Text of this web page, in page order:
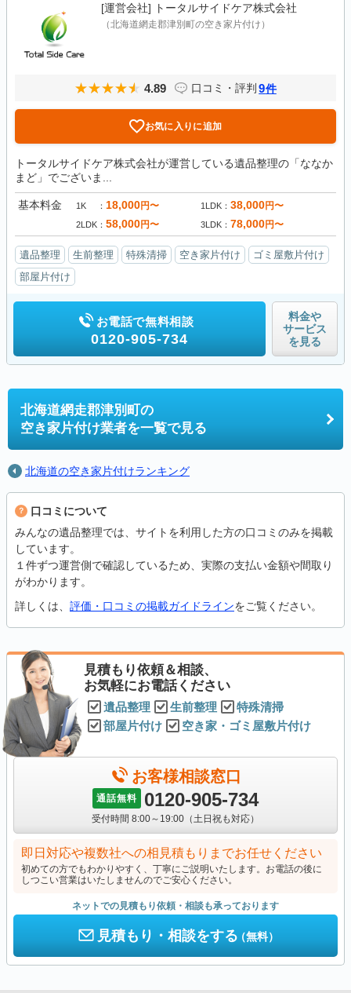
[運営会社] トータルサイドケア株式会社
（北海道網走郡津別町の空き家片付け）
4.89 口コミ・評判 9件
お気に入りに追加
トータルサイドケア株式会社が運営している遺品整理の「ななか
まど」でございま...
基本料金 1K 18,000円〜 1LDK 38,000円〜
2LDK 58,000円〜 3LDK 78,000円〜
遺品整理 生前整理 特殊清掃 空き家片付け
ゴミ屋敷片付け
部屋片付け
お電話で無料相談
0120-905-734
料金や
サービス
を見る
北海道網走郡津別町の
空き家片付け業者を一覧で見る
北海道の空き家片付けランキング
口コミについて
みんなの遺品整理では、サイトを利用した方の口コミのみを掲載
しています。
１件ずつ運営側で確認しているため、実際の支払い金額や間取り
がわかります。
詳しくは、 評価・口コミの掲載ガイドラインをご覧ください。
見積もり依頼＆相談、
お気軽にお電話ください
遺品整理 生前整理
特殊清掃
部屋片付け
空き家・ゴミ屋敷片付け
お客様相談窓口
通話無料 0120-905-734
受付時間 8:00～19:00（土日祝も対応）
即日対応や複数社への相見積もりまでお任せください
初めての方でもわかりやすく、丁寧にご説明いたします。お電話の後に
しつこい営業はいたしませんのでご安心ください。
ネットでの見積もり依頼・相談も承っております
見積もり・相談をする（無料）